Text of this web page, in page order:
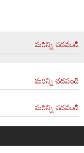
మరిన్ని చదవండి
మరిన్ని చదవండి
మరిన్ని చదవండి